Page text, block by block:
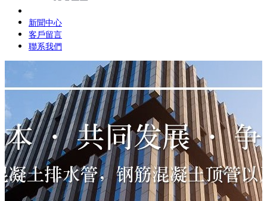
新聞中心
客戶留言
聯系我們